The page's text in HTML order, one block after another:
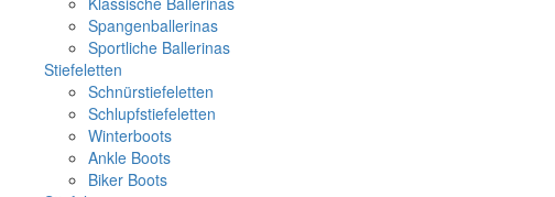
Spangenballerinas
Sportliche Ballerinas
Stiefeletten
Schnürstiefeletten
Schlupfstiefeletten
Winterboots
Ankle Boots
Biker Boots